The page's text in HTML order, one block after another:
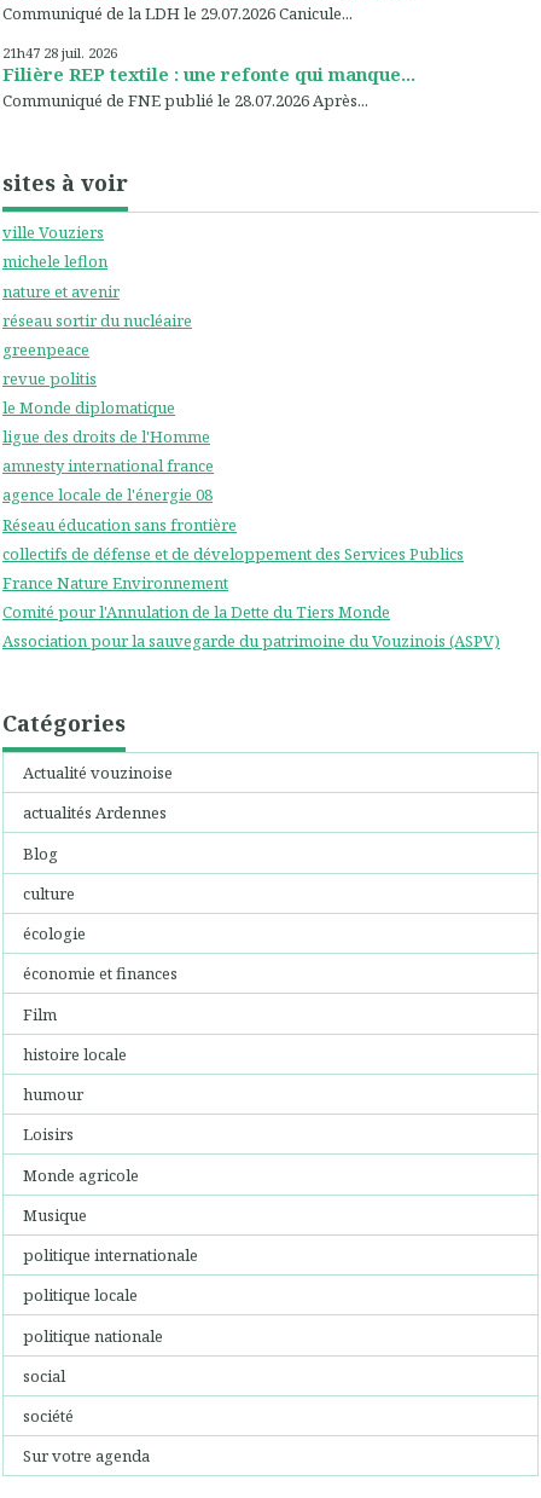
Communiqué de la LDH le 29.07.2026 Canicule...
21h47 28 juil. 2026
Filière REP textile : une refonte qui manque...
Communiqué de FNE publié le 28.07.2026 Après...
sites à voir
ville Vouziers
michele leflon
nature et avenir
réseau sortir du nucléaire
greenpeace
revue politis
le Monde diplomatique
ligue des droits de l'Homme
amnesty international france
agence locale de l'énergie 08
Réseau éducation sans frontière
collectifs de défense et de développement des Services Publics
France Nature Environnement
Comité pour l'Annulation de la Dette du Tiers Monde
Association pour la sauvegarde du patrimoine du Vouzinois (ASPV)
Catégories
Actualité vouzinoise
actualités Ardennes
Blog
culture
écologie
économie et finances
Film
histoire locale
humour
Loisirs
Monde agricole
Musique
politique internationale
politique locale
politique nationale
social
société
Sur votre agenda